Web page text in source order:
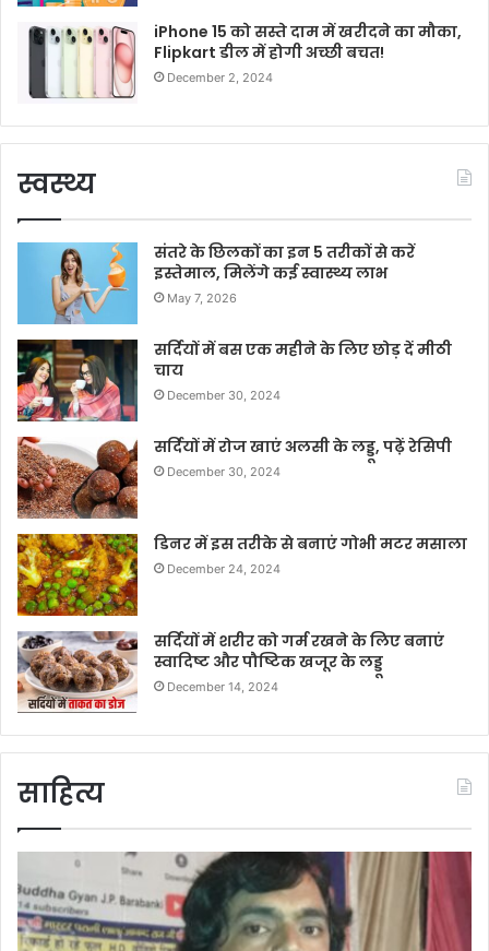
iPhone 15 को सस्ते दाम में खरीदने का मौका,
Flipkart डील में होगी अच्छी बचत!
December 2, 2024
स्वस्थ्य
संतरे के छिलकों का इन 5 तरीकों से करें
इस्तेमाल, मिलेंगे कई स्वास्थ्य लाभ
May 7, 2026
सर्दियों में बस एक महीने के लिए छोड़ दें मीठी
चाय
December 30, 2024
सर्दियों में रोज खाएं अलसी के लड्डू, पढ़ें रेसिपी
December 30, 2024
डिनर में इस तरीके से बनाएं गोभी मटर मसाला
December 24, 2024
सर्दियों में शरीर को गर्म रखने के लिए बनाएं
स्वादिष्ट और पौष्टिक खजूर के लड्डू
December 14, 2024
साहित्य